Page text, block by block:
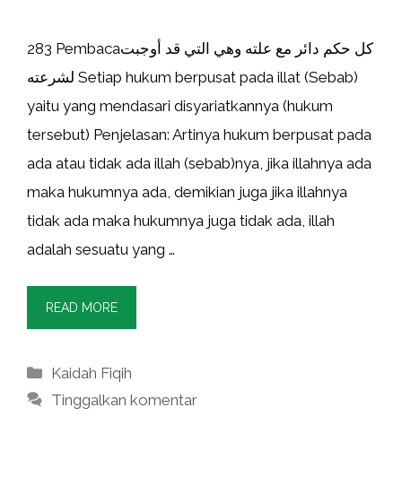
283 Pembacaكل حكم دائر مع علته وهي التي قد أوجبت
لشرعته Setiap hukum berpusat pada illat (Sebab)
yaitu yang mendasari disyariatkannya (hukum
tersebut) Penjelasan: Artinya hukum berpusat pada
ada atau tidak ada illah (sebab)nya, jika illahnya ada
maka hukumnya ada, demikian juga jika illahnya
tidak ada maka hukumnya juga tidak ada, illah
adalah sesuatu yang …
READ MORE
Kategori
Kaidah Fiqih
Tinggalkan komentar